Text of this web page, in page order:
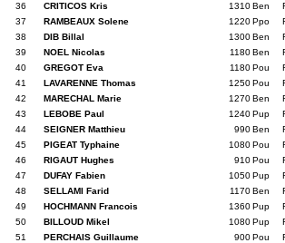
36
CRITICOS Kris 1310Ben
37
RAMBEAUX Solene 1220Ppo
38
DIB Billal 1300Ben
39
NOEL Nicolas 1180Ben
40
GREGOT Eva 1180Pou
41
LAVARENNE Thomas 1250Pou
42
MARECHAL Marie 1270Ben
43
LEBOBE Paul 1240Pup
44
SEIGNER Matthieu 990Ben
45
PIGEAT Typhaine 1080Pou
46
RIGAUT Hughes 910Pou
47
DUFAY Fabien 1050Pup
48
SELLAMI Farid 1170Ben
49
HOCHMANN Francois 1360Pup
50
BILLOUD Mikel 1080Pup
51
PERCHAIS Guillaume 900Pou